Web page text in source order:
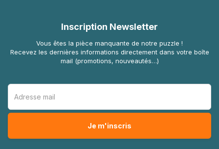
Inscription Newsletter
Vous êtes la pièce manquante de notre puzzle !
Recevez les dernières informations directement dans votre boîte
mail (promotions, nouveautés…)